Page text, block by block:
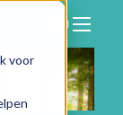
voor